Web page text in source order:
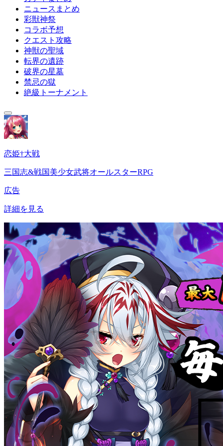
ニュースまとめ
彩獣神祭
コラボ予想
クエスト攻略
神獣の聖域
転界の遺跡
破界の星墓
禁忌の獄
絶級トーナメント
恋姫†大戦
三国志&戦国美少女武将オールスターRPG
広告
詳細を見る